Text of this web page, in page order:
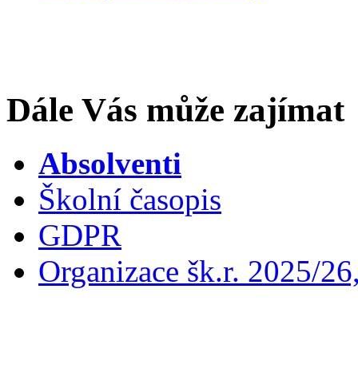
Dále Vás může zajímat
Absolventi
Školní časopis
GDPR
Organizace šk.r. 2025/